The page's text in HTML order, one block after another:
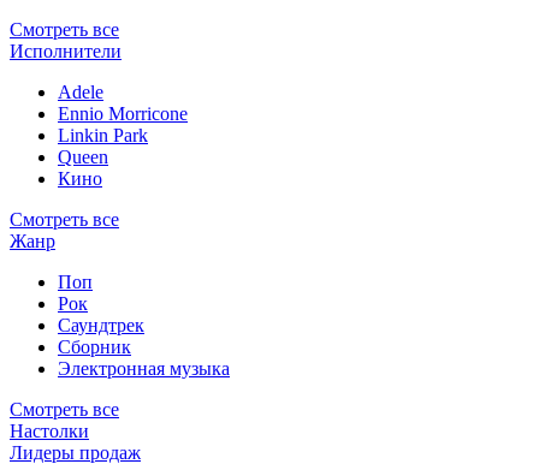
Смотреть все
Исполнители
Adele
Ennio Morricone
Linkin Park
Queen
Кино
Смотреть все
Жанр
Поп
Рок
Саундтрек
Сборник
Электронная музыка
Смотреть все
Настолки
Лидеры продаж